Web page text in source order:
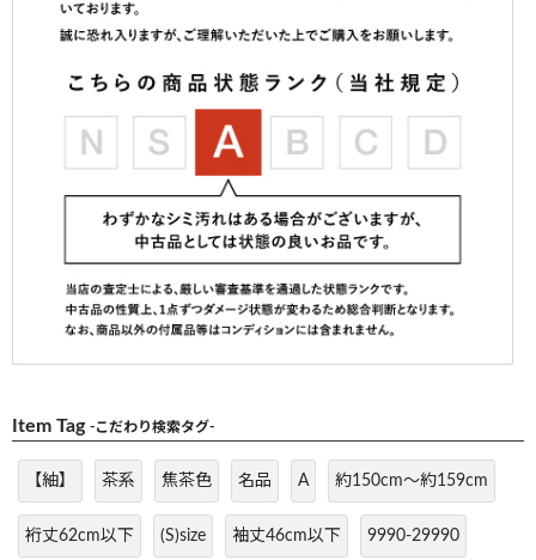
Item Tag -こだわり検索タグ-
【紬】 茶系 焦茶色 名品 A 約150cm～約159cm
裄丈62cm以下 (S)size 袖丈46cm以下 9990-29990